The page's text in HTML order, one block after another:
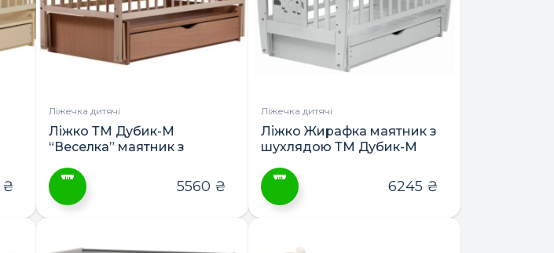
вибрати
на
сторінці
вибрати
на
сторінці
товару
₴
Ліжечка дитячі
Ліжко ТМ Дубик-М
“Веселка” маятник з
5560 ₴
Ліжечка дитячі
Ліжко Жирафка маятник з
шухлядою ТМ Дубик-М
6245 ₴